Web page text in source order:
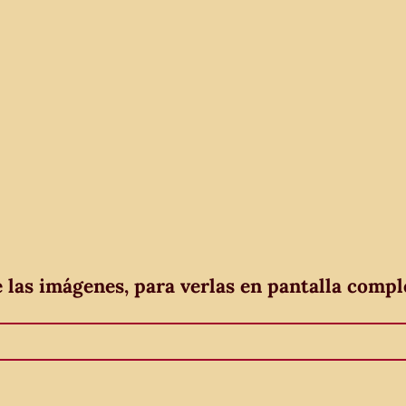
imágenes, para verlas en pantalla